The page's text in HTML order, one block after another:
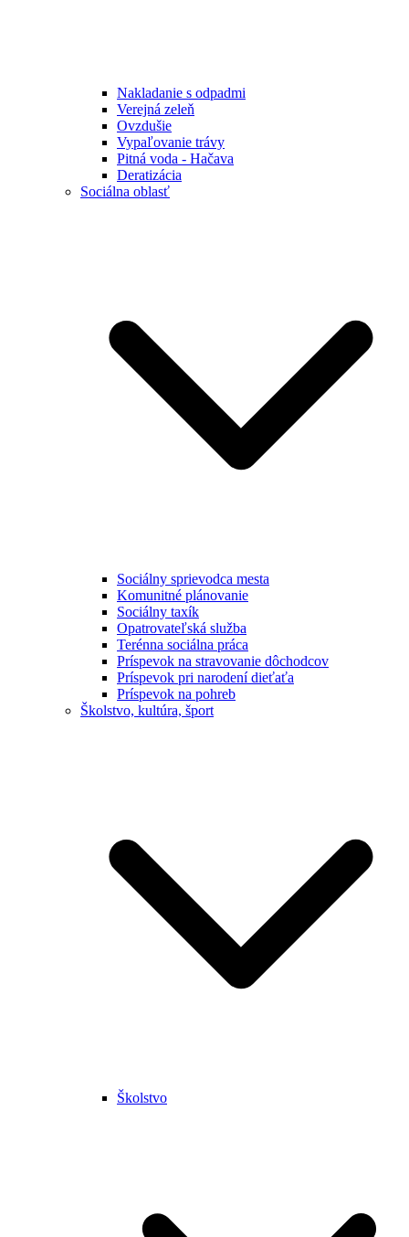
Nakladanie s odpadmi
Verejná zeleň
Ovzdušie
Vypaľovanie trávy
Pitná voda - Hačava
Deratizácia
Sociálna oblasť
Sociálny sprievodca mesta
Komunitné plánovanie
Sociálny taxík
Opatrovateľská služba
Terénna sociálna práca
Príspevok na stravovanie dôchodcov
Príspevok pri narodení dieťaťa
Príspevok na pohreb
Školstvo, kultúra, šport
Školstvo